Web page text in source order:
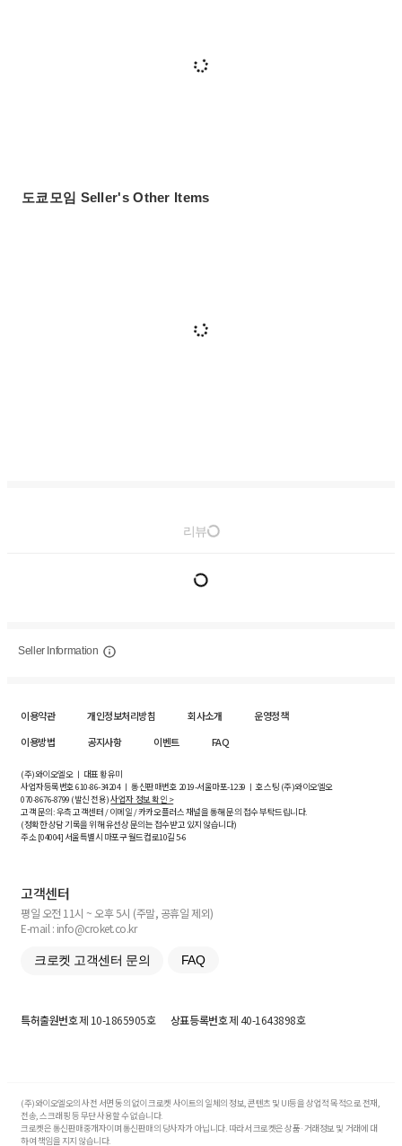
도쿄모임 Seller's Other Items
리뷰
Seller Information
이용약관 개인정보처리방침 회사소개
운영정책
이용방법
공지사항 이벤트 FAQ
(주)와이오엘오 ㅣ 대표 황유미
사업자등록번호610-86-34204ㅣ 통신판매번호 2019-서울마포-1239 ㅣ 호스팅 (주)와이오엘오
070-8676-8799 (발신 전용)사업자 정보 확인 >
고객 문의: 우측 고객센터 / 이메일 / 카카오플러스 채널을 통해 문의 접수 부탁드립니다.
(정확한 상담 기록을 위해 유선상 문의는 접수받고 있지 않습니다)
주소 [04004] 서울특별시 마포구 월드컵로10길5-6
고객센터
평일 오전 11시 ~ 오후 5시 (주말, 공휴일 제외)
E-mail : info@croket.co.kr
크로켓 고객센터 문의 FAQ
특허출원번호제 10-1865905호 상표등록번호제 40-1643898호
(주)와이오엘오의 사전 서면 동의 없이 크로켓 사이트의 일체의 정보, 콘텐츠 및 UI등을 상업적 목적으로 전재,
전송, 스크래핑 등 무단 사용할 수 없습니다.
크로켓은 통신판매중개자이며 통신판매의 당사자가 아닙니다. 따라서 크로켓은 상품·거래정보 및 거래에 대
하여 책임을 지지 않습니다.